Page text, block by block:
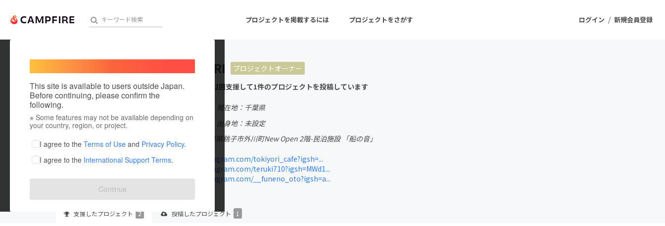
ログイン / 新規会員登録
プロジェクトを掲載するには プロジェクトをさがす
人気のプロジェクト 注目のリターン 注目の新着プロジェクト
アート・写真 音楽
テクノロジー・ガジェット
ゲーム・サービス開発 フード・飲食店
映像・映画
書籍・雑誌出版
ビジネス・起業
チャレンジ
まちづくり・地域活性化
This site is available to users outside Japan.
Before continuing, please confirm the
following.
※ Some features may not be available depending on
your country, region, or project.
I agree to the Terms of Use and Privacy Policy.
I agree to the International Support Terms.
Continue
TOKIYORI
プロジェクトオーナー
これまでに2回支援して1件のプロジェクトを投稿しています
現在地：千葉県
出身国：日本
出身地：未設定
TOKIYORI 千葉県銚子市外川町New Open 2階-民泊施設 「船の音」
www.instagram.com/tokiyori_cafe?igsh=...
www.instagram.com/teruki710?igsh=MWd1...
www.instagram.com/__funeno_oto?igsh=a...
支援したプロジェクト 2 投稿したプロジェクト 1